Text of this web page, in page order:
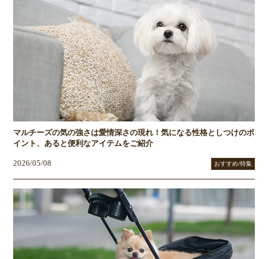
マルチーズの気の強さは愛情深さの現れ！気になる性格としつけのポ
イント、あると便利なアイテムをご紹介
2026/05/08 おすすめ/特集